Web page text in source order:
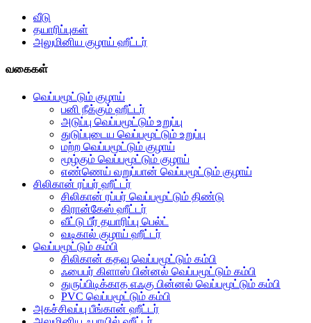
வீடு
தயாரிப்புகள்
அலுமினிய குழாய் ஹீட்டர்
வகைகள்
வெப்பமூட்டும் குழாய்
பனி நீக்கும் ஹீட்டர்
அடுப்பு வெப்பமூட்டும் உறுப்பு
துடுப்புடைய வெப்பமூட்டும் உறுப்பு
மற்ற வெப்பமூட்டும் குழாய்
மூழ்கும் வெப்பமூட்டும் குழாய்
எண்ணெய் வறுப்பான் வெப்பமூட்டும் குழாய்
சிலிகான் ரப்பர் ஹீட்டர்
சிலிகான் ரப்பர் வெப்பமூட்டும் திண்டு
கிரான்கேஸ் ஹீட்டர்
வீட்டு பீர் தயாரிப்பு பெல்ட்
வடிகால் குழாய் ஹீட்டர்
வெப்பமூட்டும் கம்பி
சிலிகான் கதவு வெப்பமூட்டும் கம்பி
ஃபைபர் கிளாஸ் பின்னல் வெப்பமூட்டும் கம்பி
துருப்பிடிக்காத எஃகு பின்னல் வெப்பமூட்டும் கம்பி
PVC வெப்பமூட்டும் கம்பி
அகச்சிவப்பு பீங்கான் ஹீட்டர்